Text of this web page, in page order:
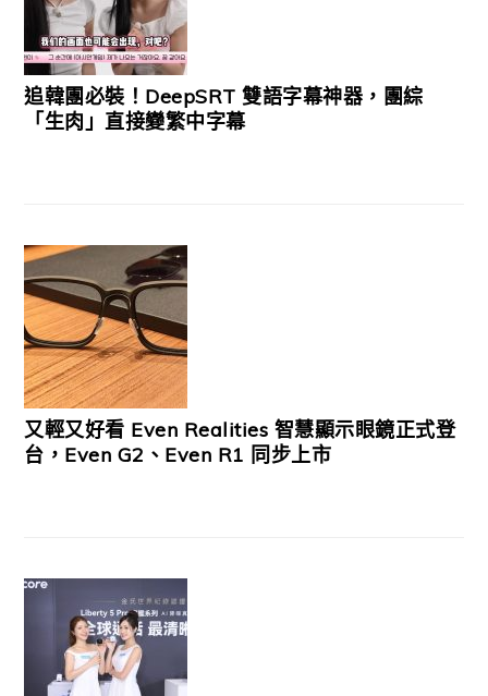
追韓團必裝！DeepSRT 雙語字幕神器，團綜
「生肉」直接變繁中字幕
又輕又好看 Even Realities 智慧顯示眼鏡正式登
台，Even G2、Even R1 同步上市